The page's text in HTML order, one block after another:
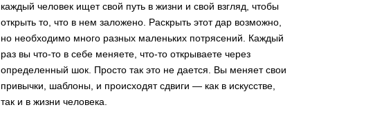
каждый человек ищет свой путь в жизни и свой взгляд, чтобы
открыть то, что в нем заложено. Раскрыть этот дар возможно,
но необходимо много разных маленьких потрясений. Каждый
раз вы что-то в себе меняете, что-то открываете через
определенный шок. Просто так это не дается. Вы меняет свои
привычки, шаблоны, и происходят сдвиги — как в искусстве,
так и в жизни человека.